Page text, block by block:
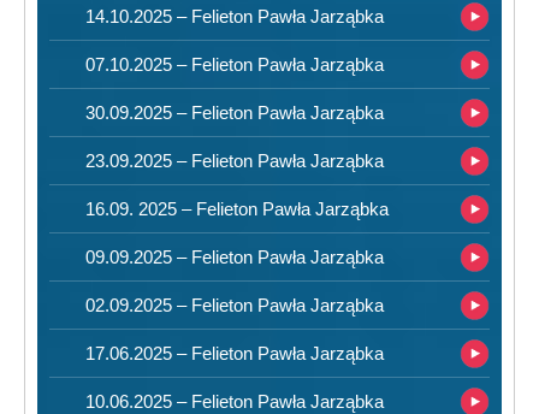
14.10.2025 – Felieton Pawła Jarząbka
07.10.2025 – Felieton Pawła Jarząbka
30.09.2025 – Felieton Pawła Jarząbka
23.09.2025 – Felieton Pawła Jarząbka
16.09. 2025 – Felieton Pawła Jarząbka
09.09.2025 – Felieton Pawła Jarząbka
02.09.2025 – Felieton Pawła Jarząbka
17.06.2025 – Felieton Pawła Jarząbka
10.06.2025 – Felieton Pawła Jarząbka